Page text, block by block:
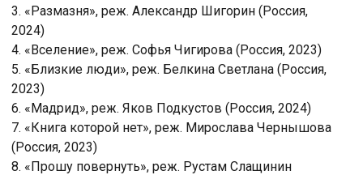
3. «Размазня», реж. Александр Шигорин (Россия,
2024)
4. «Вселение», реж. Софья Чигирова (Россия, 2023)
5. «Близкие люди», реж. Белкина Светлана (Россия,
2023)
6. «Мадрид», реж. Яков Подкустов (Россия, 2024)
7. «Книга которой нет», реж. Мирослава Чернышова
(Россия, 2023)
8. «Прошу повернуть», реж. Рустам Слащинин